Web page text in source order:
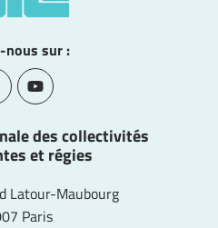
nous sur :
vers le compte Linkedin
Lien vers la chaîne Youtube
des collectivités
et régies
Latour-Maubourg
Paris